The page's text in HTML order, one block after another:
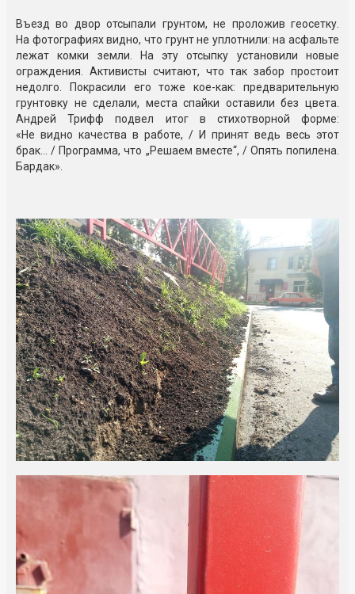
Въезд во двор отсыпали грунтом, не проложив геосетку.
На фотографиях видно, что грунт не уплотнили: на асфальте
лежат комки земли. На эту отсыпку установили новые
ограждения. Активисты считают, что так забор простоит
недолго. Покрасили его тоже кое-как: предварительную
грунтовку не сделали, места спайки оставили без цвета.
Андрей Трифф подвел итог в стихотворной форме:
«Не видно качества в работе, / И принят ведь весь этот
брак... / Программа, что „Решаем вместе“, / Опять попилена.
Бардак».